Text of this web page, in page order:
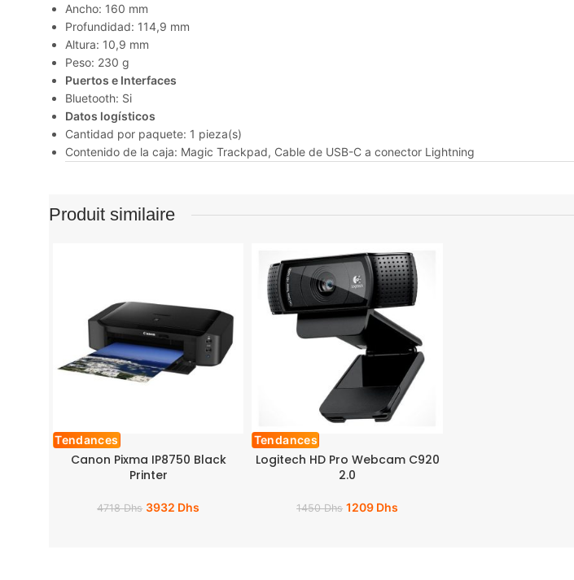
Ancho: 160 mm
Profundidad: 114,9 mm
Altura: 10,9 mm
Peso: 230 g
Puertos e Interfaces
Bluetooth: Si
Datos logísticos
Cantidad por paquete: 1 pieza(s)
Contenido de la caja: Magic Trackpad, Cable de USB-C a conector Lightning
Produit similaire
Tendances
Canon Pixma IP8750 Black
Printer
4718Dhs 3932 Dhs
Tendances
Logitech HD Pro Webcam C920
2.0
1450Dhs 1209 Dhs